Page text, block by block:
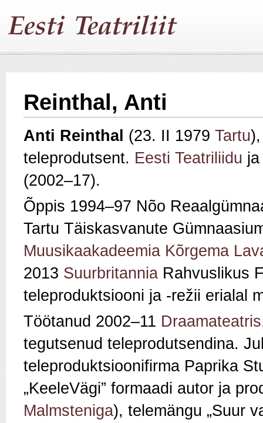
Reinthal, Anti
Anti Reinthal (23. II 1979 Tartu
teleprodutsent. Eesti Teatriliidu
(2002–17).
Õppis 1994–97 Nõo
Tartu Täiskasvanute
Muusikaakadeemia Kõrgema
2013 Suurbritannia Rahvuslikus
teleproduktsiooni ja -režii erialal
Töötanud 2002–11 Draamateatris
tegutsenud teleprodutsendina.
teleproduktsioonifirma Paprika
„KeeleVägi” formaadi autor ja
Malmsteniga), telemängu „Suur